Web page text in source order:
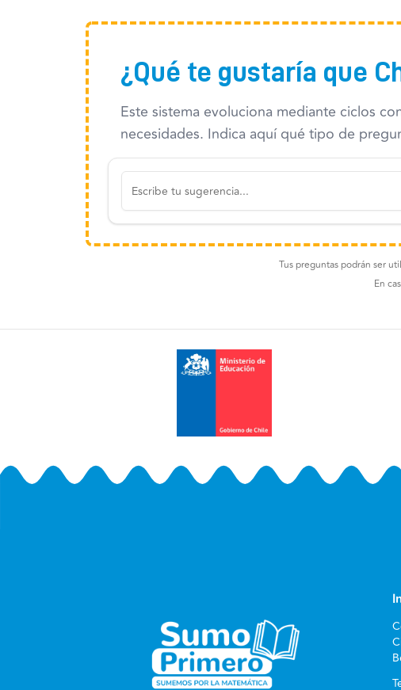
¿Qué te gustaría que
Este sistema evoluciona mediante ciclos
necesidades. Indica aquí qué tipo de
Tus preguntas podrán ser
En